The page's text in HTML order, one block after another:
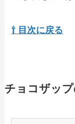
⇧ 目次に戻る
チョコザッ